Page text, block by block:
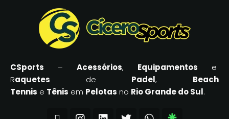
CSports – Acessórios, Equipamentos e
Raquetes de Padel, Beach
Tennis e Tênis em Pelotas no Rio Grande do Sul.